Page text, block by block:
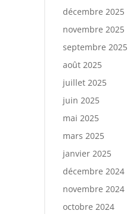
décembre 2025
novembre 2025
septembre 2025
août 2025
juillet 2025
juin 2025
mai 2025
mars 2025
janvier 2025
décembre 2024
novembre 2024
octobre 2024